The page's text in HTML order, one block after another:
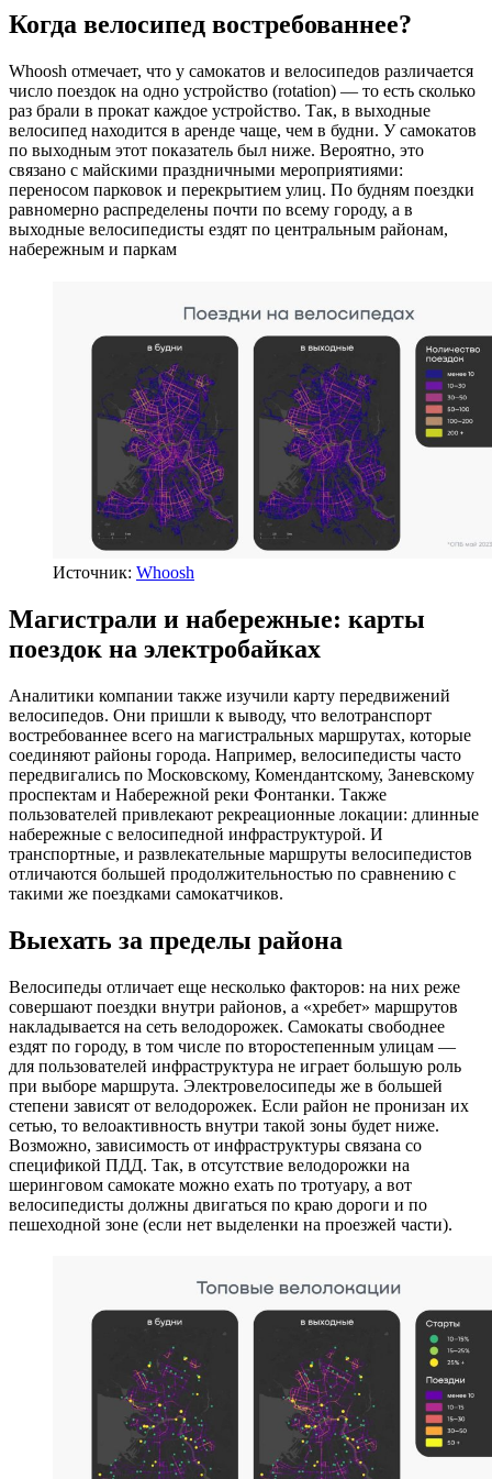
Когда велосипед востребованнее?
Whoosh отмечает, что у самокатов и велосипедов различается
число поездок на одно устройство (rotation) — то есть сколько
раз брали в прокат каждое устройство. Так, в выходные
велосипед находится в аренде чаще, чем в будни. У самокатов
по выходным этот показатель был ниже. Вероятно, это
связано с майскими праздничными мероприятиями:
переносом парковок и перекрытием улиц. По будням поездки
равномерно распределены почти по всему городу, а в
выходные велосипедисты ездят по центральным районам,
набережным и паркам
Источник: Whoosh
Магистрали и набережные: карты
поездок на электробайках
Аналитики компании также изучили карту передвижений
велосипедов. Они пришли к выводу, что велотранспорт
востребованнее всего на магистральных маршрутах, которые
соединяют районы города. Например, велосипедисты часто
передвигались по Московскому, Комендантскому, Заневскому
проспектам и Набережной реки Фонтанки. Также
пользователей привлекают рекреационные локации: длинные
набережные с велосипедной инфраструктурой. И
транспортные, и развлекательные маршруты велосипедистов
отличаются большей продолжительностью по сравнению с
такими же поездками самокатчиков.
Выехать за пределы района
Велосипеды отличает еще несколько факторов: на них реже
совершают поездки внутри районов, а «хребет» маршрутов
накладывается на сеть велодорожек. Самокаты свободнее
ездят по городу, в том числе по второстепенным улицам —
для пользователей инфраструктура не играет большую роль
при выборе маршрута. Электровелосипеды же в большей
степени зависят от велодорожек. Если район не пронизан их
сетью, то велоактивность внутри такой зоны будет ниже.
Возможно, зависимость от инфраструктуры связана со
спецификой ПДД. Так, в отсутствие велодорожки на
шеринговом самокате можно ехать по тротуару, а вот
велосипедисты должны двигаться по краю дороги и по
пешеходной зоне (если нет выделенки на проезжей части).